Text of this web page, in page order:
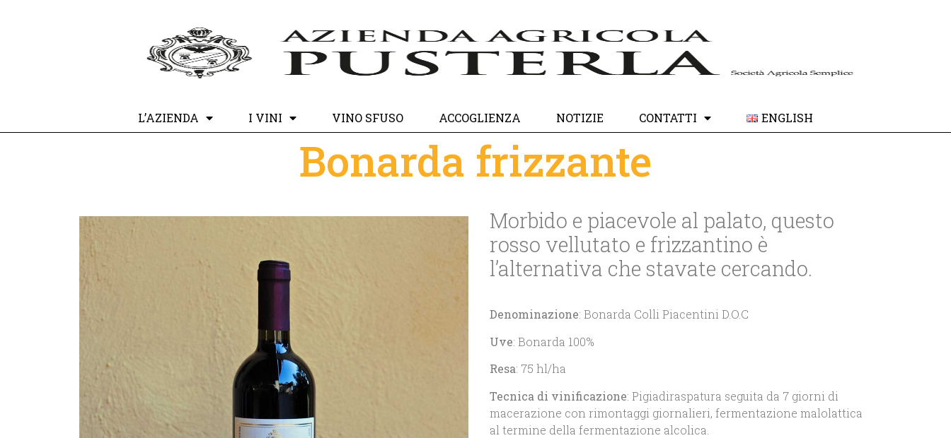
L’AZIENDA I VINI VINO SFUSO ACCOGLIENZA NOTIZIE CONTATTI ENGLISH
Bonarda frizzante
Morbido e piacevole al palato, questo
rosso vellutato e frizzantino è
l’alternativa che stavate cercando.
Denominazione: Bonarda Colli Piacentini D.O.C
Uve: Bonarda 100%
Resa: 75 hl/ha
Tecnica di vinificazione: Pigiadiraspatura seguita da 7 giorni di
macerazione con rimontaggi giornalieri, fermentazione malolattica
al termine della fermentazione alcolica.